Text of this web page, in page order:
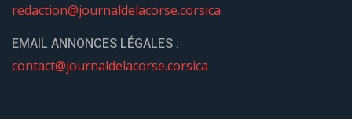
redaction@journaldelacorse.corsica
EMAIL ANNONCES LÉGALES :
contact@journaldelacorse.corsica